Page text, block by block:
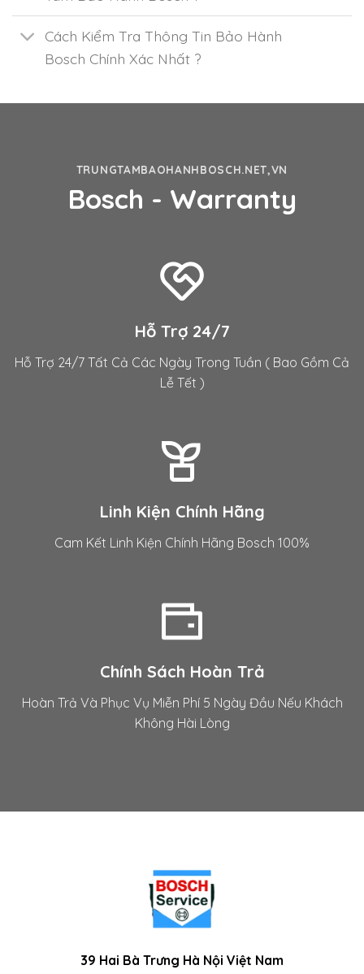
Cách Kiểm Tra Thông Tin Bảo Hành
Bosch Chính Xác Nhất ?
TRUNGTAMBAOHANHBOSCH.NET,VN
Bosch - Warranty
Hỗ Trợ 24/7
Hỗ Trợ 24/7 Tất Cả Các Ngày Trong Tuần ( Bao Gồm Cả
Lễ Tết )
Linh Kiện Chính Hãng
Cam Kết Linh Kiện Chính Hãng Bosch 100%
Chính Sách Hoàn Trả
Hoàn Trả Và Phục Vụ Miễn Phí 5 Ngày Đầu Nếu Khách
Không Hài Lòng
39 Hai Bà Trưng Hà Nội Việt Nam